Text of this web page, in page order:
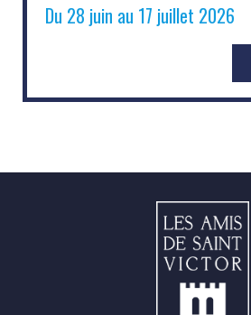
Du 28 juin au 17 juillet 2026